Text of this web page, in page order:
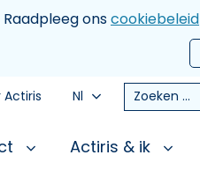
onscookiebeleid
Actiris Nl Zoeken
Actiris & ik